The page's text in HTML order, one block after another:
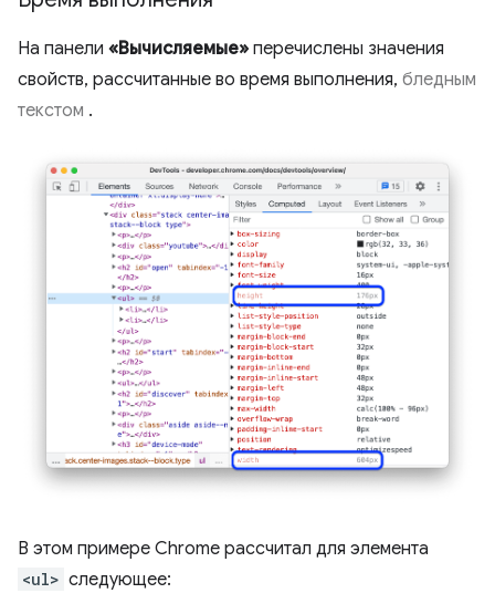
На панели «Вычисляемые» перечислены значения
свойств, рассчитанные во время выполнения, бледным
текстом .
В этом примере Chrome рассчитал для элемента
<ul> следующее: